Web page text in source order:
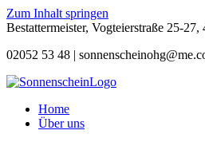
Zum Inhalt springen
Bestattermeister, Vogteierstraße 25-27,
02052 53 48 |
Home
Über uns